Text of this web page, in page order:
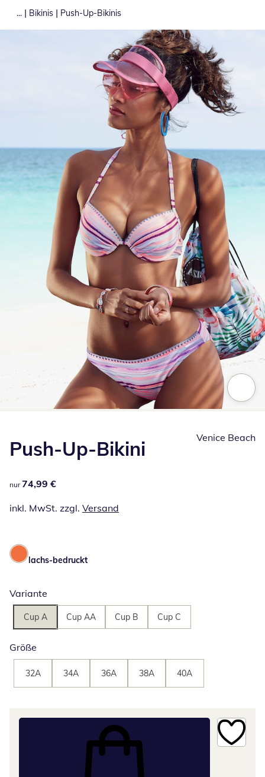
... | Bikinis | Push-Up-Bikinis
Push-Up-Bikini
74,99 €
nur 74,99 €
inkl. MwSt. zzgl. Versand
Venice Beach
lachs-bedruckt
Variante
Cup A Cup AA Cup B Cup C
Größe
32A 34A 36A 38A 40A